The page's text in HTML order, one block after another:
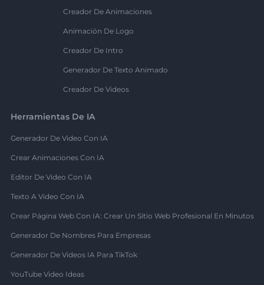
Creador De Animaciones
Animación De Logo
Creador De Intro
Generador De Texto Animado
Creador De Videos
Herramientas De IA
Generador De Video Con IA
Crear Animaciones Con IA
Editor De Video Con IA
Texto A Video Con IA
Crear Página Web Con IA: Crear Un Sitio Web Profesional En Minutos
Generador De Nombres Para Empresas
Generador De Videos IA Para TikTok
YouTube Video Ideas